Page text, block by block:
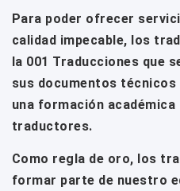
Para poder ofrecer
calidad impecable, los
la 001 Traducciones que
sus documentos técnicos
una formación
traductores.
Como regla de oro, los
formar parte de nuestro